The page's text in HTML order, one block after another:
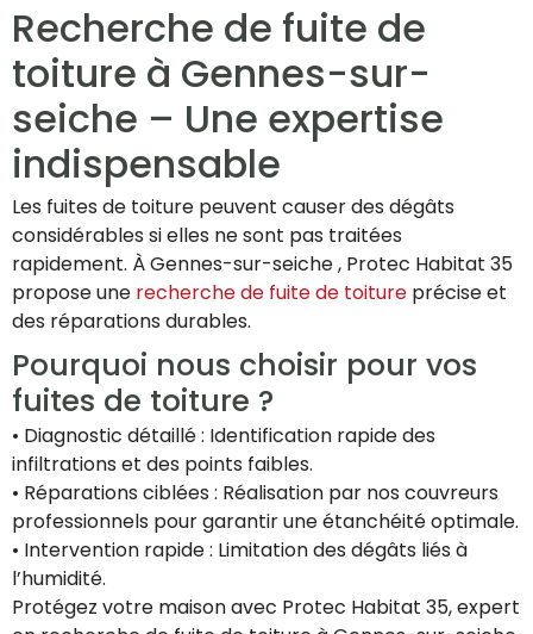
Recherche de fuite de
toiture à Gennes-sur-
seiche – Une expertise
indispensable
Les fuites de toiture peuvent causer des dégâts
considérables si elles ne sont pas traitées
rapidement. À Gennes-sur-seiche , Protec Habitat 35
propose une recherche de fuite de toiture précise et
des réparations durables.
Pourquoi nous choisir pour vos
fuites de toiture ?
• Diagnostic détaillé : Identification rapide des
infiltrations et des points faibles.
• Réparations ciblées : Réalisation par nos couvreurs
professionnels pour garantir une étanchéité optimale.
• Intervention rapide : Limitation des dégâts liés à
l’humidité.
Protégez votre maison avec Protec Habitat 35, expert